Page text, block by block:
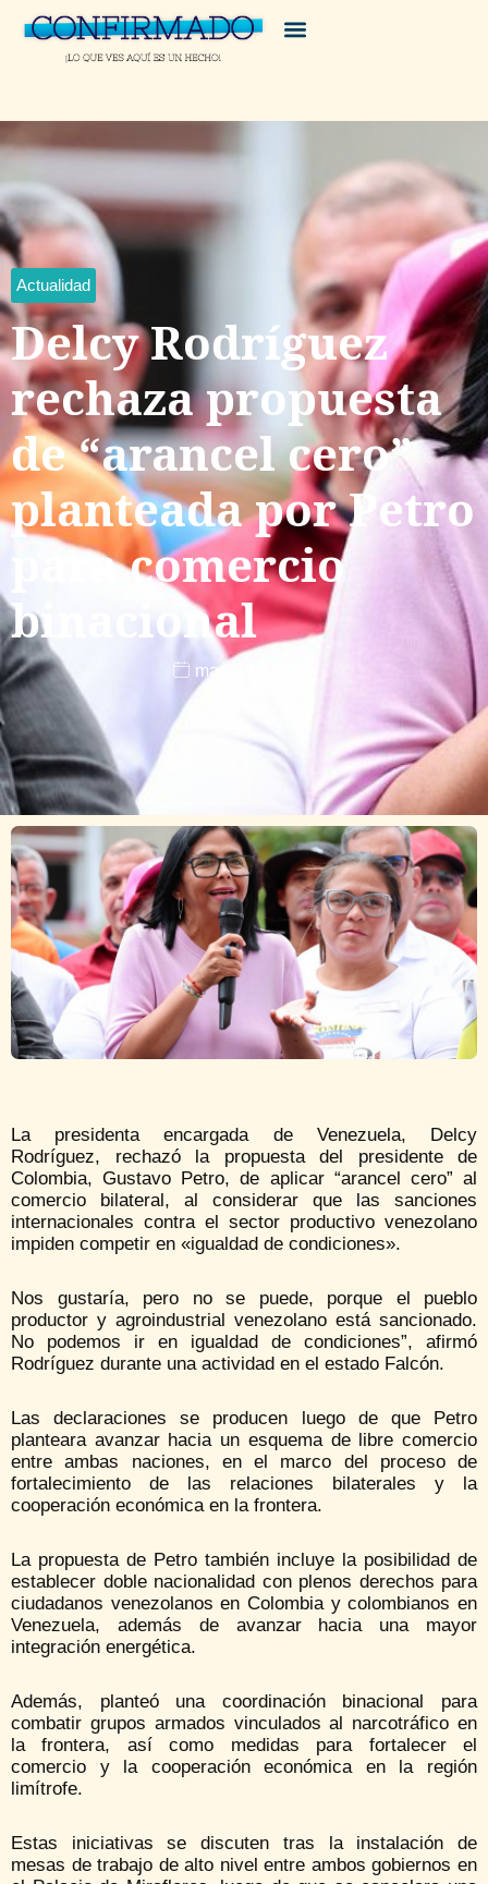
Actualidad
Delcy Rodríguez
rechaza propuesta
de “arancel cero”
planteada por Petro
para comercio
binacional
marzo 15, 2026
La presidenta encargada de Venezuela, Delcy
Rodríguez, rechazó la propuesta del presidente de
Colombia, Gustavo Petro, de aplicar “arancel cero” al
comercio bilateral, al considerar que las sanciones
internacionales contra el sector productivo venezolano
impiden competir en «igualdad de condiciones».
Nos gustaría, pero no se puede, porque el pueblo
productor y agroindustrial venezolano está sancionado.
No podemos ir en igualdad de condiciones”, afirmó
Rodríguez durante una actividad en el estado Falcón.
Las declaraciones se producen luego de que Petro
planteara avanzar hacia un esquema de libre comercio
entre ambas naciones, en el marco del proceso de
fortalecimiento de las relaciones bilaterales y la
cooperación económica en la frontera.
La propuesta de Petro también incluye la posibilidad de
establecer doble nacionalidad con plenos derechos para
ciudadanos venezolanos en Colombia y colombianos en
Venezuela, además de avanzar hacia una mayor
integración energética.
Además, planteó una coordinación binacional para
combatir grupos armados vinculados al narcotráfico en
la frontera, así como medidas para fortalecer el
comercio y la cooperación económica en la región
limítrofe.
Estas iniciativas se discuten tras la instalación de
mesas de trabajo de alto nivel entre ambos gobiernos en